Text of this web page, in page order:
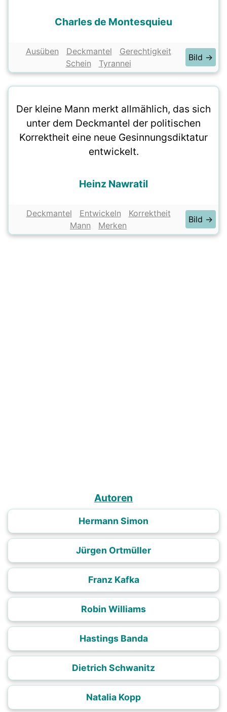
Charles de Montesquieu
Ausüben Deckmantel
Gerechtigkeit
Schein
Tyrannei
Bild →
Der kleine Mann merkt allmählich, das sich
unter dem Deckmantel der politischen
Korrektheit eine neue Gesinnungsdiktatur
entwickelt.
Heinz Nawratil
Deckmantel Entwickeln
Korrektheit
Mann
Merken
Bild →
Autoren
Hermann Simon
Jürgen Ortmüller
Franz Kafka
Robin Williams
Hastings Banda
Dietrich Schwanitz
Natalia Kopp